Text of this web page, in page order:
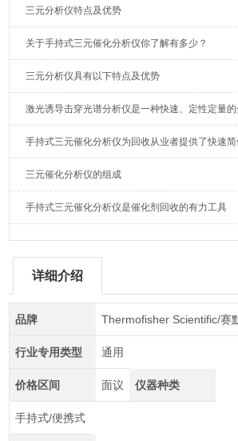
三元分析仪特点及优势
关于手持式三元催化分析仪你了解有多少？
三元分析仪具有以下特点及优势
激光诱导击穿光谱分析仪是一种快速、定性定量
手持式三元催化分析仪为回收从业者提供了快速
三元催化分析仪的组成
手持式三元催化分析仪是催化剂回收的有力工具
详细介绍
品牌 Thermofisher Scientific/赛
行业专用类型 通用
价格区间 面议 仪器种类
手持式/便携式